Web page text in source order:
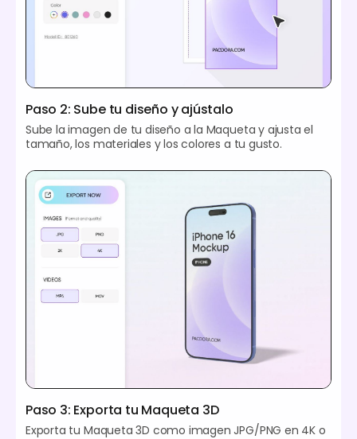
Paso 2: Sube tu diseño y ajústalo
Sube la imagen de tu diseño a la Maqueta y ajusta el
tamaño, los materiales y los colores a tu gusto.
Paso 3: Exporta tu Maqueta 3D
Exporta tu Maqueta 3D como imagen JPG/PNG en 4K o